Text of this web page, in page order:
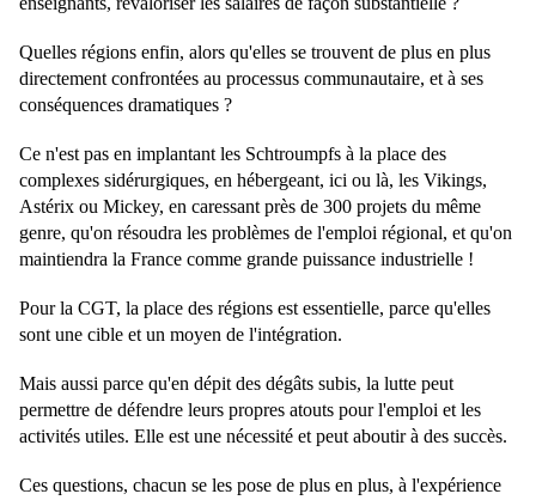
Quelles régions enfin, alors qu'elles se trouvent de plus en plus
directement confrontées au processus communautaire, et à ses
conséquences dramatiques ?
Ce n'est pas en implantant les Schtroumpfs à la place des
complexes sidérurgiques, en hébergeant, ici ou là, les Vikings,
Astérix ou Mickey, en caressant près de 300 projets du même
genre, qu'on résoudra les problèmes de l'emploi régional, et qu'on
maintiendra la France comme grande puissance industrielle !
Pour la CGT, la place des régions est essentielle, parce qu'elles
sont une cible et un moyen de l'intégration.
Mais aussi parce qu'en dépit des dégâts subis, la lutte peut
permettre de défendre leurs propres atouts pour l'emploi et les
activités utiles. Elle est une nécessité et peut aboutir à des succès.
Ces questions, chacun se les pose de plus en plus, à l'expérience